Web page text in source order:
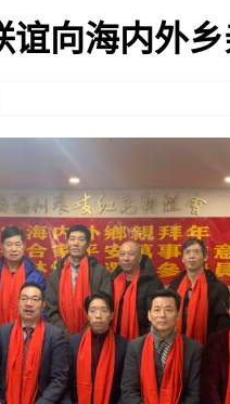
向海内外乡